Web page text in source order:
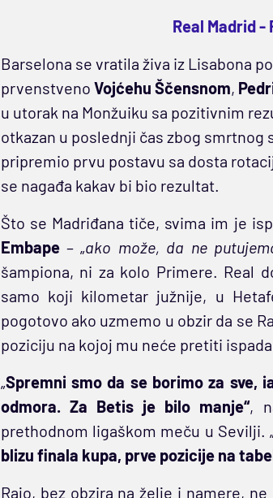
Real Madrid -
Barselona se vratila živa iz Lisabona
prvenstveno Vojćehu Ščensnom,
u utorak na Monžuiku sa pozitivnim
otkazan u poslednji čas zbog
pripremio prvu postavu sa dosta
se nagađa kakav bi bio rezultat.
Što se Madriđana tiče, svima im je
Embape– „ako može, da ne
šampiona, ni za kolo Primere. Real
samo koji kilometar južnije, u
pogotovo ako uzmemo u obzir da se
poziciju na kojoj mu neće pretiti
„Spremni smo da se borimo za sve,
odmora. Za Betis je bilo manje“,
prethodnom ligaškom meču u Sevilji.
blizu finala kupa, prve pozicije na
Rajo, bez obzira na želje i namere,